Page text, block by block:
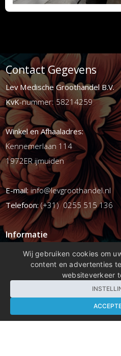
Contact Gegevens
Lev Medische Groothandel B.V.
KvK-nummer: 58214259
Winkel en Afhaaladres:
Kennemerlaan 114
1972ER ijmuiden
E-mail:info@levgroothandel.nl
Telefoon:(+31) 0255 515 136
Informatie
Mijn account
Wij gebruiken cookies om
content en advertenties
websiteverkeer